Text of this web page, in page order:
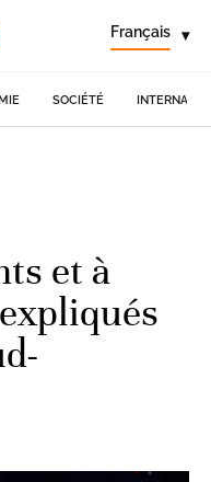
Français ▾
SOCIÉTÉ
et à